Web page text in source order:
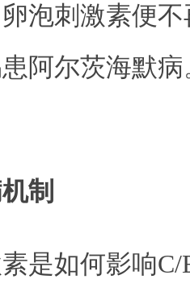
泡刺激素便
阿尔茨海默
制
如何影响C/